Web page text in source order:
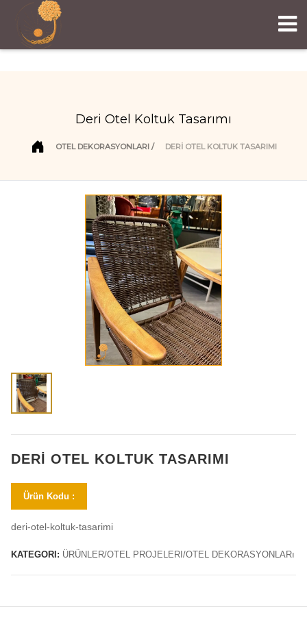
Deri Otel Koltuk Tasarımı
OTEL DEKORASYONLARI DERI OTEL KOLTUK TASARIMI
DERI OTEL KOLTUK TASARIMI
Ürün Kodu :
deri-otel-koltuk-tasarimi
KATEGORI: ÜRÜNLER/OTEL PROJELERI/OTEL DEKORASYONLARı